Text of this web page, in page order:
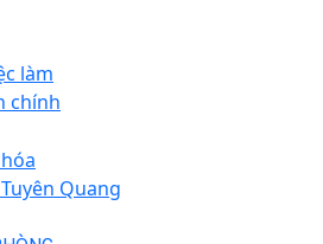
làm
chính
Quang